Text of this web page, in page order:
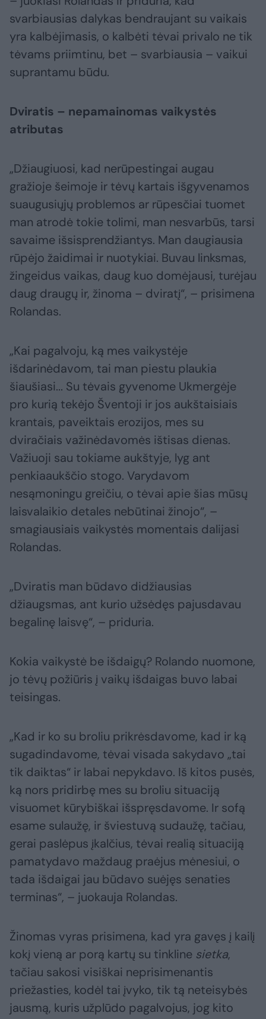
svarbiausias dalykas bendraujant su vaikais
yra kalbėjimasis, o kalbėti tėvai privalo ne tik
tėvams priimtinu, bet – svarbiausia – vaikui
suprantamu būdu.
Dviratis – nepamainomas vaikystės
atributas
„Džiaugiuosi, kad nerūpestingai augau
gražioje šeimoje ir tėvų kartais išgyvenamos
suaugusiųjų problemos ar rūpesčiai tuomet
man atrodė tokie tolimi, man nesvarbūs, tarsi
savaime išsisprendžiantys. Man daugiausia
rūpėjo žaidimai ir nuotykiai. Buvau linksmas,
žingeidus vaikas, daug kuo domėjausi, turėjau
daug draugų ir, žinoma – dviratį“, – prisimena
Rolandas.
„Kai pagalvoju, ką mes vaikystėje
išdarinėdavom, tai man piestu plaukia
šiaušiasi... Su tėvais gyvenome Ukmergėje
pro kurią tekėjo Šventoji ir jos aukštaisiais
krantais, paveiktais erozijos, mes su
dviračiais važinėdavomės ištisas dienas.
Važiuoji sau tokiame aukštyje, lyg ant
penkiaaukščio stogo. Varydavom
nesąmoningu greičiu, o tėvai apie šias mūsų
laisvalaikio detales nebūtinai žinojo“, –
smagiausiais vaikystės momentais dalijasi
Rolandas.
„Dviratis man būdavo didžiausias
džiaugsmas, ant kurio užsėdęs pajusdavau
begalinę laisvę“, – priduria.
Kokia vaikystė be išdaigų? Rolando nuomone,
jo tėvų požiūris į vaikų išdaigas buvo labai
teisingas.
„Kad ir ko su broliu prikrėsdavome, kad ir ką
sugadindavome, tėvai visada sakydavo „tai
tik daiktas“ ir labai nepykdavo. Iš kitos pusės,
ką nors pridirbę mes su broliu situaciją
visuomet kūrybiškai išspręsdavome. Ir sofą
esame sulaužę, ir šviestuvą sudaužę, tačiau,
gerai paslėpus įkalčius, tėvai realią situaciją
pamatydavo maždaug praėjus mėnesiui, o
tada išdaigai jau būdavo suėjęs senaties
terminas“, – juokauja Rolandas.
Žinomas vyras prisimena, kad yra gavęs į kailį
kokį vieną ar porą kartų su tinkline sietka,
tačiau sakosi visiškai neprisimenantis
priežasties, kodėl tai įvyko, tik tą neteisybės
jausmą, kuris užplūdo pagalvojus, jog kito